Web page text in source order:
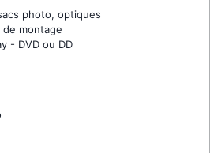
photo, optiques
montage
- DVD ou DD